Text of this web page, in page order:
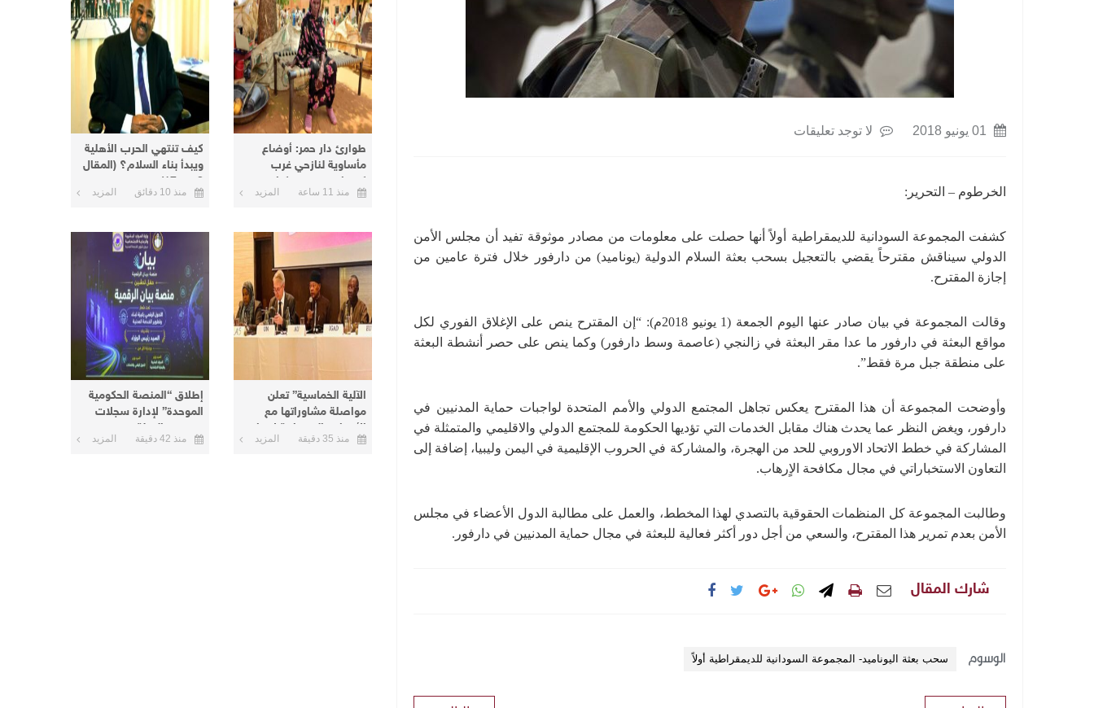
لا توجد تعليقات
الخرطوم – التحرير:
كشفت المجموعة السودانية للديمقراطية أولاً أنها حصلت على معلومات من مصادر موثوقة تفيد أن مجلس الأمن
الدولي سيناقش مقترحاً يقضي بالتعجيل بسحب بعثة السلام الدولية (يوناميد) من دارفور خلال فترة عامين من
إجازة المقترح.
وقالت المجموعة في بيان صادر عنها اليوم الجمعة (1 يونيو 2018م): “إن المقترح ينص على الإغلاق الفوري لكل
مواقع البعثة في دارفور ما عدا مقر البعثة في زالنجي (عاصمة وسط دارفور) وكما ينص على حصر أنشطة البعثة
على منطقة جبل مرة فقط”.
وأوضحت المجموعة أن هذا المقترح يعكس تجاهل المجتمع الدولي والأمم المتحدة لواجبات حماية المدنيين في
دارفور، ويغض النظر عما يحدث هناك مقابل الخدمات التي تؤديها الحكومة للمجتمع الدولي والاقليمي والمتمثلة في
المشاركة في خطط الاتحاد الاوروبي للحد من الهجرة، والمشاركة في الحروب الإقليمية في اليمن وليبيا، إضافة إلى
التعاون الاستخباراتي في مجال مكافحة الاٍرهاب.
وطالبت المجموعة كل المنظمات الحقوقية بالتصدي لهذا المخطط، والعمل على مطالبة الدول الأعضاء في مجلس
الأمن بعدم تمرير هذا المقترح، والسعي من أجل دور أكثر فعالية للبعثة في مجال حماية المدنيين في دارفور.
شارك المقال
الوسوم سحب بعثة اليوناميد- المجموعة السودانية للديمقراطية أولاً
طوارئ دار حمر: أوضاع
مأساوية لنازحي غرب
كردفان في معسكرات
الأبيض
منذ 11 ساعة المزيد
كيف تنتهي الحرب الأهلية
ويبدأ بناء السلام؟ (المقال
8 من 17)
منذ 10 دقائق المزيد
الآلية الخماسية” تعلن
مواصلة مشاوراتها مع
الأطراف السودانية لإنهاء
الأزمة الحالية
منذ 35 دقيقة المزيد
إطلاق “المنصة الحكومية
الموحدة” لإدارة سجلات
موظفي الدولة
منذ 42 دقيقة المزيد